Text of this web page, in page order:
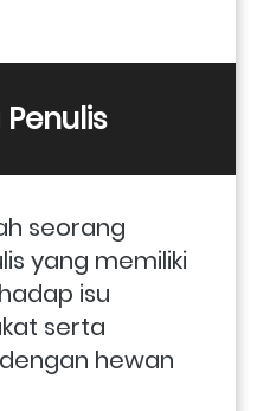
seorang
yang memiliki
isu
serta
hewan